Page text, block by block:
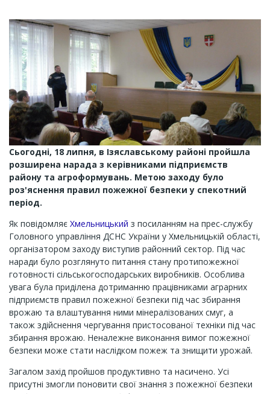
Сьогодні, 18 липня, в Ізяславському районі пройшла
розширена нарада з керівниками підприємств
району та агроформувань. Метою заходу було
роз'яснення правил пожежної безпеки у спекотний
період.
Як повідомляє Хмельницький з посиланням на прес-службу
Головного управління ДСНС України у Хмельницькій області,
організатором заходу виступив районний сектор. Під час
наради було розглянуто питання стану протипожежної
готовності сільськогосподарських виробників. Особлива
увага була приділена дотриманню працівниками аграрних
підприємств правил пожежної безпеки під час збирання
врожаю та влаштування ними мінералізованих смуг, а
також здійснення чергування пристосованої техніки під час
збирання врожаю. Неналежне виконання вимог пожежної
безпеки може стати наслідком пожеж та знищити урожай.
Загалом захід пройшов продуктивно та насичено. Усі
присутні змогли поновити свої знання з пожежної безпеки